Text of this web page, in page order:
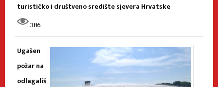
turističko i društveno središte sjevera Hrvatske
386
Ugašen
požar na
odlagališ